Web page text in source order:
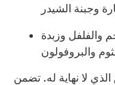
والفلفل وزبدة
لا نهاية له. تضمن